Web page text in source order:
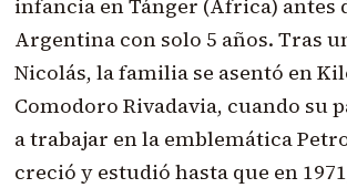
infancia en Tánger (África) antes
Argentina con solo 5 años. Tras
Nicolás, la familia se asentó en
Comodoro Rivadavia, cuando su
a trabajar en la emblemática
creció y estudió hasta que en